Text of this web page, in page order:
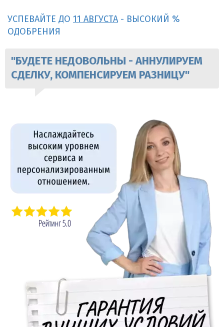
УСПЕВАЙТЕ ДО 11 АВГУСТА - ВЫСОКИЙ %
ОДОБРЕНИЯ
"БУДЕТЕ НЕДОВОЛЬНЫ - АННУЛИРУЕМ
СДЕЛКУ, КОМПЕНСИРУЕМ РАЗНИЦУ"